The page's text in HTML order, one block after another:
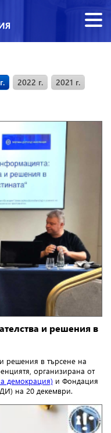
2022 г.
2021 г.
и решения в
решения в търсене на
организирана от
демокрация) и Фондация
на 20 декември.